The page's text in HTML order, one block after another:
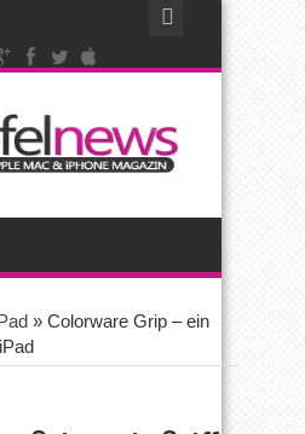
» Colorware Grip – ein